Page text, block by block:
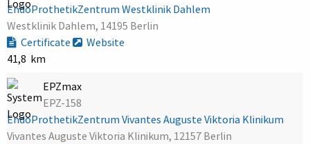
EndoProthetikZentrum Westklinik Dahlem
Westklinik Dahlem, 14195 Berlin
Certificate
Website
41,8 km
EPZmax
EPZ-158
EndoProthetikZentrum Vivantes Auguste Viktoria Klinikum
Vivantes Auguste Viktoria Klinikum, 12157 Berlin